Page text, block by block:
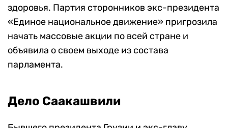
здоровья. Партия сторонников экс-президента
«Единое национальное движение» пригрозила
начать массовые акции по всей стране и
объявила о своем выходе из состава
парламента.
Дело Саакашвили